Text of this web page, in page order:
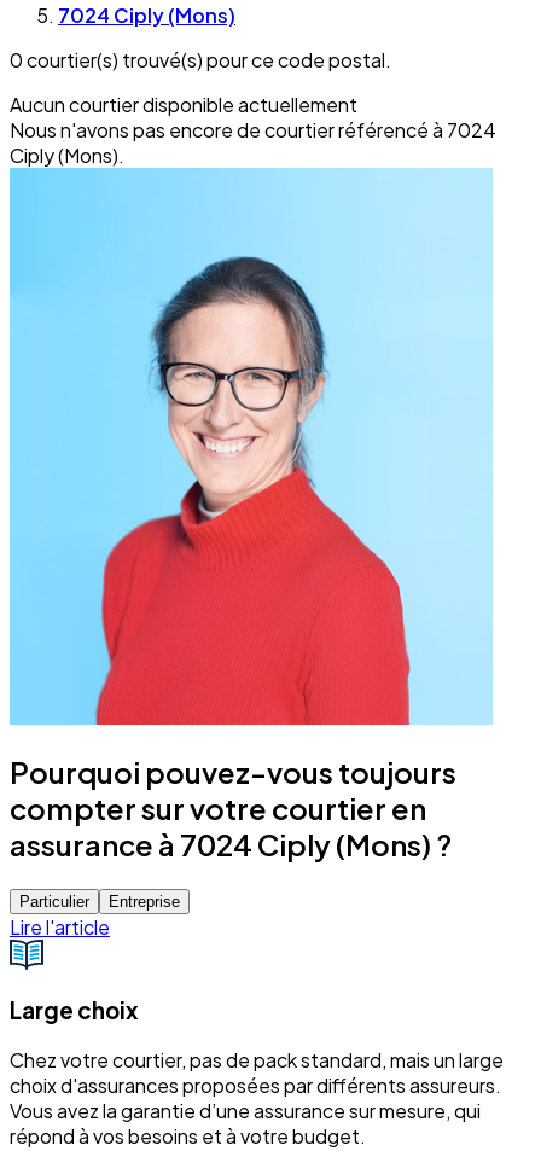
7024 Ciply (Mons)
0 courtier(s) trouvé(s) pour ce code postal.
Aucun courtier disponible actuellement
Nous n'avons pas encore de courtier référencé à 7024
Ciply (Mons).
Pourquoi pouvez-vous toujours
compter sur votre courtier en
assurance à 7024 Ciply (Mons) ?
Particulier Entreprise
Lire l'article
Large choix
Chez votre courtier, pas de pack standard, mais un large
choix d'assurances proposées par différents assureurs.
Vous avez la garantie d’une assurance sur mesure, qui
répond à vos besoins et à votre budget.